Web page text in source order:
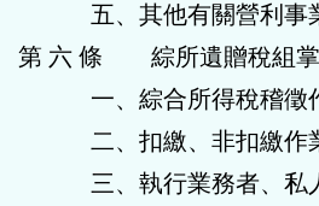
五、其他有關營利事業
第 六 條 綜所遺贈稅組掌
一、綜合所得稅稽徵作
二、扣繳、非扣繳作業
三、執行業務者、私人